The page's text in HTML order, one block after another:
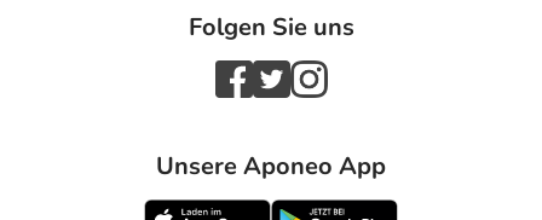
Folgen Sie uns
Unsere Aponeo App